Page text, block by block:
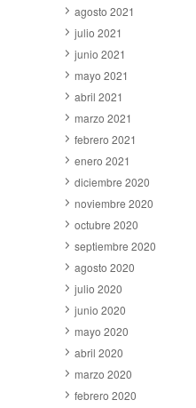
agosto 2021
julio 2021
junio 2021
mayo 2021
abril 2021
marzo 2021
febrero 2021
enero 2021
diciembre 2020
noviembre 2020
octubre 2020
septiembre 2020
agosto 2020
julio 2020
junio 2020
mayo 2020
abril 2020
marzo 2020
febrero 2020